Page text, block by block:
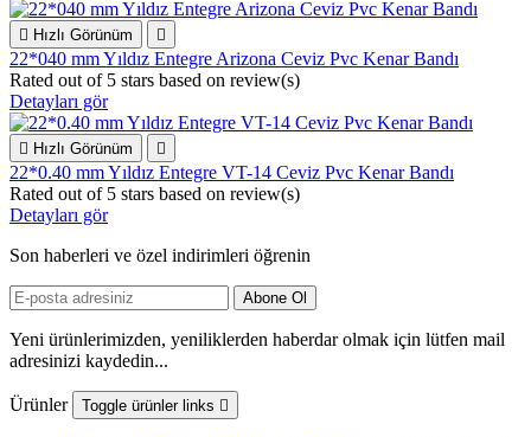
 Hızlı Görünüm 
22*040 mm Yıldız Entegre Arizona Ceviz Pvc Kenar Bandı
Rated out of 5 stars based on review(s)
Detayları gör
 Hızlı Görünüm 
22*0.40 mm Yıldız Entegre VT-14 Ceviz Pvc Kenar Bandı
Rated out of 5 stars based on review(s)
Detayları gör
Son haberleri ve özel indirimleri öğrenin
Yeni ürünlerimizden, yeniliklerden haberdar olmak için lütfen mail
adresinizi kaydedin...
Ürünler Toggle ürünler links 